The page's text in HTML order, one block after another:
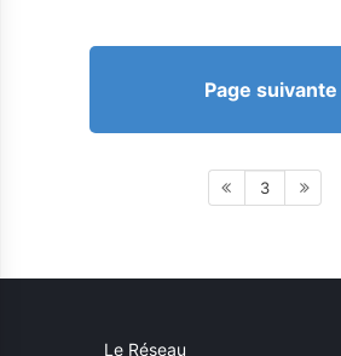
Page suivante
3
Le Réseau